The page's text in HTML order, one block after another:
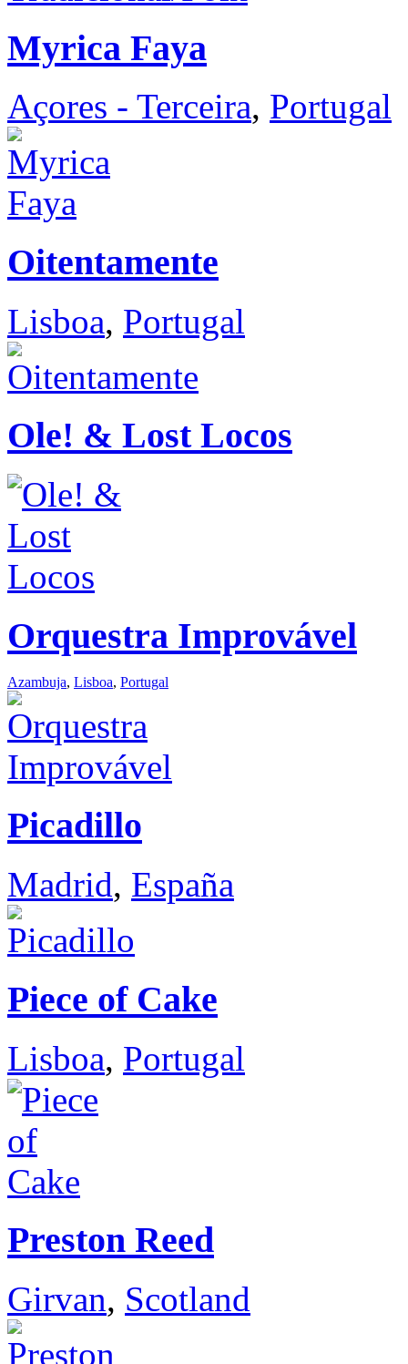
Myrica Faya
Açores - Terceira, Portugal
Oitentamente
Lisboa, Portugal
Ole! & Lost Locos
Orquestra Improvável
Azambuja, Lisboa, Portugal
Picadillo
Madrid, España
Piece of Cake
Lisboa, Portugal
Preston Reed
Girvan, Scotland